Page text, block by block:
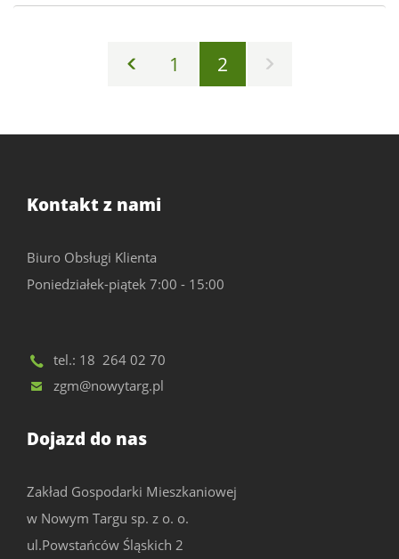
1 2
Kontakt z nami
Biuro Obsługi Klienta
Poniedziałek-piątek 7:00 - 15:00
tel.: 18 264 02 70
zgm@nowytarg.pl
Dojazd do nas
Zakład Gospodarki Mieszkaniowej
w Nowym Targu sp. z o. o.
ul.Powstańców Śląskich 2